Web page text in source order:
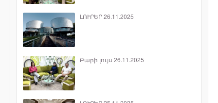
ԼՈՒՐԵՐ 26.11.2025
Բարի լույս 26.11.2025